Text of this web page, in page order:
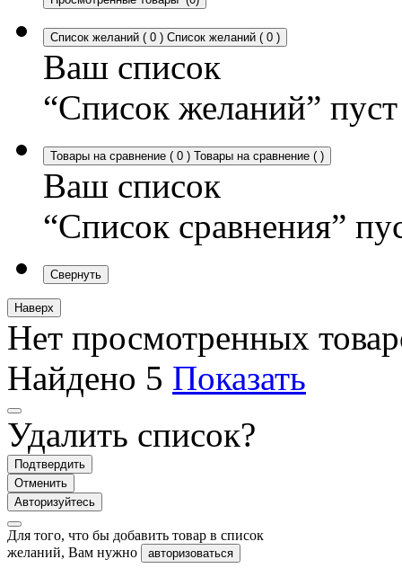
Список желаний ( 0 ) Список желаний ( 0 )
Ваш список
“Список желаний” пуст
Товары на сравнение ( 0 ) Товары на сравнение ( )
Ваш список
“Список сравнения”
Свернуть
Наверх
Нет просмотренных
Найдено 5 Показать
Удалить список?
Подтвердить
Отменить
Авторизуйтесь
Для того, что бы добавить товар в список
желаний, Вам нужно
авторизоваться